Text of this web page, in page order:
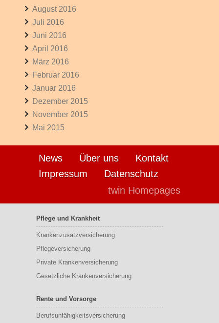
August 2016
Juli 2016
Juni 2016
April 2016
März 2016
Februar 2016
Januar 2016
Dezember 2015
November 2015
Mai 2015
News Über uns
Kontakt
Impressum
Datenschutz
twin Homepages
Pflege und Krankheit
Krankenzusatzversicherung
Pflegeversicherung
Private Krankenversicherung
Gesetzliche Krankenversicherung
Rente und Vorsorge
Berufs­unfähigkeitsversicherung